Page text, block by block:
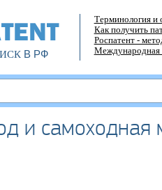
В РФ
Терминология и
Как получить
Роспатент -
Международная
и самоходная